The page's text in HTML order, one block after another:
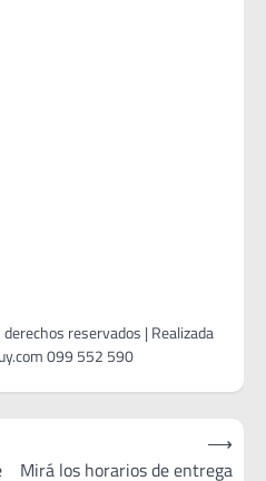
Mirá los horarios de entrega
⟶